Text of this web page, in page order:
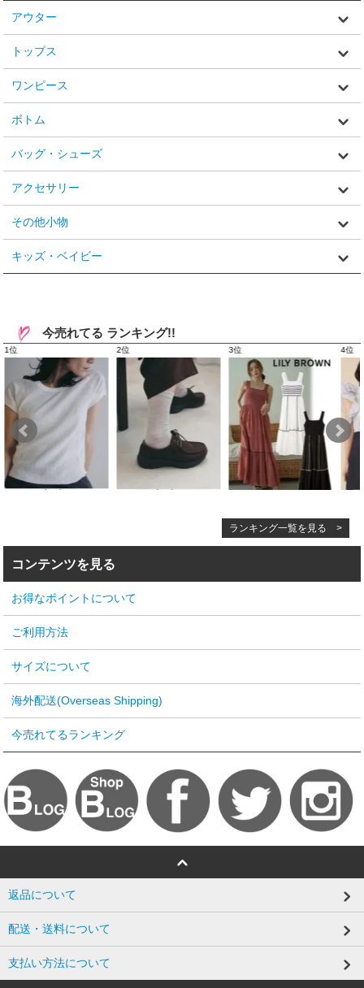
アウター
トップス
ワンピース
ボトム
バッグ・シューズ
アクセサリー
その他小物
キッズ・ベイビー
今売れてる ランキング!!
ランキング一覧を見る >
コンテンツを見る
お得なポイントについて
ご利用方法
サイズについて
海外配送(Overseas Shipping)
今売れてるランキング
返品について
配送・送料について
支払い方法について